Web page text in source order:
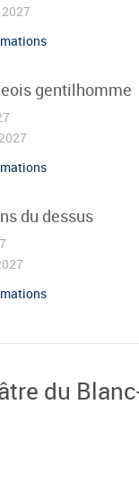
gentilhomme
du dessus
du